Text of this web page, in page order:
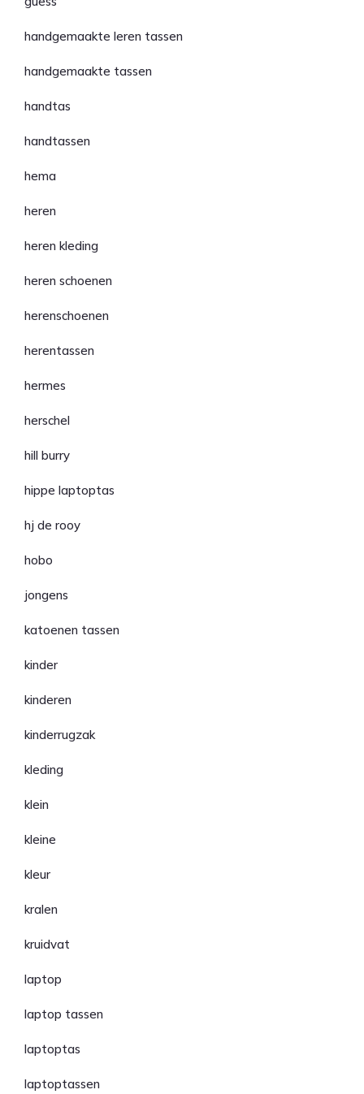
handgemaakte leren tassen
handgemaakte tassen
handtas
handtassen
hema
heren
heren kleding
heren schoenen
herenschoenen
herentassen
hermes
herschel
hill burry
hippe laptoptas
hj de rooy
hobo
jongens
katoenen tassen
kinder
kinderen
kinderrugzak
kleding
klein
kleine
kleur
kralen
kruidvat
laptop
laptop tassen
laptoptas
laptoptassen